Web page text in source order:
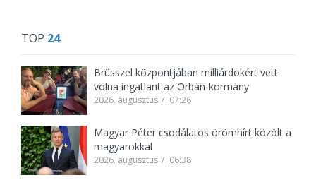
TOP 24
Brüsszel központjában milliárdokért vett
volna ingatlant az Orbán-kormány
2026. augusztus 7. 07:26
Magyar Péter csodálatos örömhírt közölt a
magyarokkal
2026. augusztus 7. 06:38